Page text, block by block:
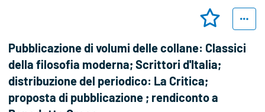
Pubblicazione di volumi delle collane: Classici
della filosofia moderna; Scrittori d'Italia;
distribuzione del periodico: La Critica;
proposta di pubblicazione ; rendiconto a